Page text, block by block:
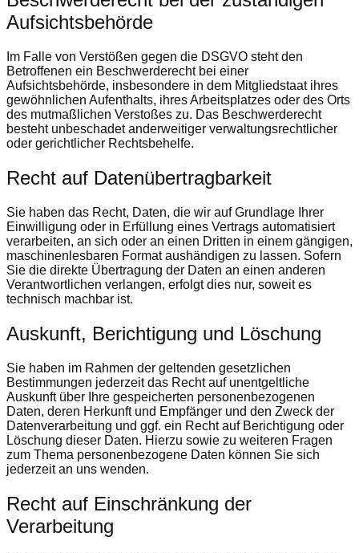
Aufsichts­behörde
Im Falle von Verstößen gegen die DSGVO steht den
Betroffenen ein Beschwerderecht bei einer
Aufsichtsbehörde, insbesondere in dem Mitgliedstaat ihres
gewöhnlichen Aufenthalts, ihres Arbeitsplatzes oder des Orts
des mutmaßlichen Verstoßes zu. Das Beschwerderecht
besteht unbeschadet anderweitiger verwaltungsrechtlicher
oder gerichtlicher Rechtsbehelfe.
Recht auf Daten­übertrag­barkeit
Sie haben das Recht, Daten, die wir auf Grundlage Ihrer
Einwilligung oder in Erfüllung eines Vertrags automatisiert
verarbeiten, an sich oder an einen Dritten in einem gängigen,
maschinenlesbaren Format aushändigen zu lassen. Sofern
Sie die direkte Übertragung der Daten an einen anderen
Verantwortlichen verlangen, erfolgt dies nur, soweit es
technisch machbar ist.
Auskunft, Berichtigung und Löschung
Sie haben im Rahmen der geltenden gesetzlichen
Bestimmungen jederzeit das Recht auf unentgeltliche
Auskunft über Ihre gespeicherten personenbezogenen
Daten, deren Herkunft und Empfänger und den Zweck der
Datenverarbeitung und ggf. ein Recht auf Berichtigung oder
Löschung dieser Daten. Hierzu sowie zu weiteren Fragen
zum Thema personenbezogene Daten können Sie sich
jederzeit an uns wenden.
Recht auf Einschränkung der
Verarbeitung